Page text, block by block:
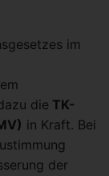
im
die TK-
in Kraft. Bei
der